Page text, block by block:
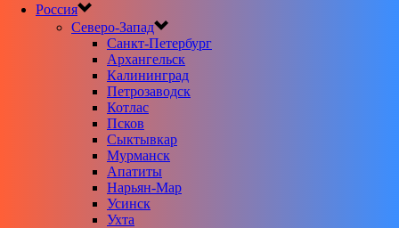
Россия
Северо-Запад
Санкт-Петербург
Архангельск
Калининград
Петрозаводск
Котлас
Псков
Сыктывкар
Мурманск
Апатиты
Нарьян-Мар
Усинск
Ухта